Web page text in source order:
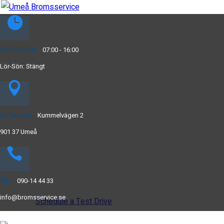
ÖPPETTIDER: 07:00 - 16:00
Lör-Sön: Stängt
HITTA OSS: Kummelvägen 2
901 37 Umeå
TEL: 090-14 44 33
info@bromsservice.se
Drive the
future
The car you trust to protect your family,
now protects their future
Schedule a Test Drive